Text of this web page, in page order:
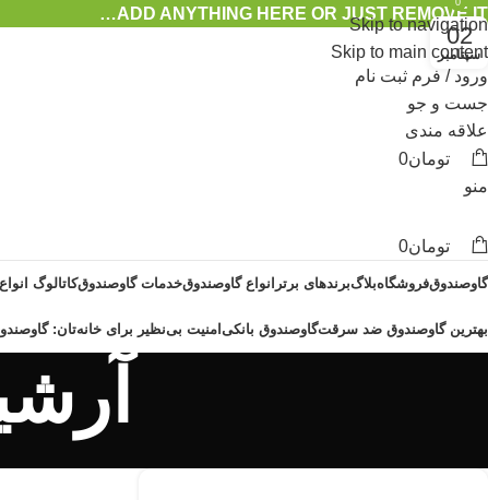
Skip to navigation
Skip to main content
ADD ANYTHING HERE OR JUST REMOVE IT…
ورود / فرم ثبت نام
جست و جو
علاقه مندی
0
تومان0
منو
0
تومان0
گاوصندوقفروشگاهبلاگبرندهای برتر انواع گاوصندوقخدمات گاوصندوقکاتالوگ
بهترین گاوصندوق ضد سرقتگاوصندوق بانکیامنیت بی‌نظیر برای خانه‌تان:
02
سپتامبر